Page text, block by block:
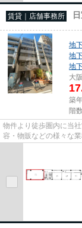
賃貸｜店舗事務所
地
地
地
大
築
階
物件より徒歩圏内に当
容・物販などの様々な
尚、弊社ではおとり広